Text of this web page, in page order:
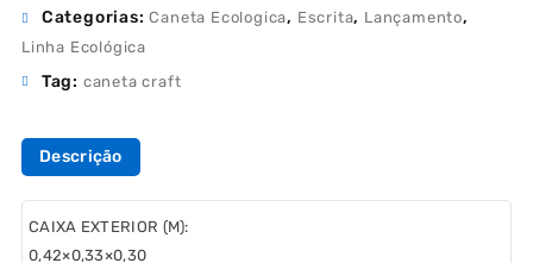
Categorias:Caneta Ecologica, Escrita, Lançamento,
Linha Ecológica
Tag: caneta craft
Descrição
CAIXA EXTERIOR (M):
0,42×0,33×0,30